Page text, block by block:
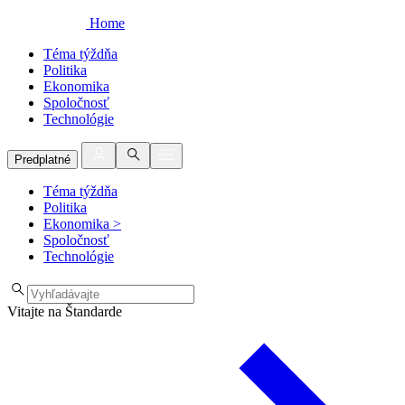
Home
Téma týždňa
Politika
Ekonomika
Spoločnosť
Technológie
Predplatné
Téma týždňa
Politika
Ekonomika >
Spoločnosť
Technológie
Vitajte na Štandarde